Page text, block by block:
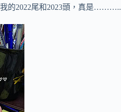
的2022尾和2023頭，真是………..